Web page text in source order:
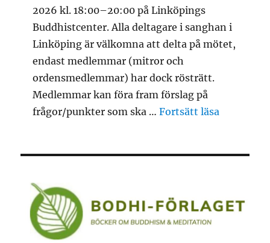
2026 kl. 18:00–20:00 på Linköpings
Buddhistcenter. Alla deltagare i sanghan i
Linköping är välkomna att delta på mötet,
endast medlemmar (mitror och
ordensmedlemmar) har dock rösträtt.
Medlemmar kan föra fram förslag på
frågor/punkter som ska …Fortsätt läsa